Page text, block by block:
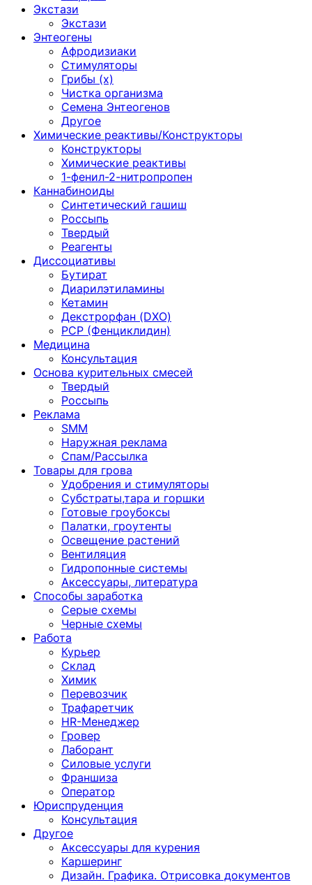
Экстази
Экстази
Энтеогены
Афродизиаки
Стимуляторы
Грибы (х)
Чистка организма
Семена Энтеогенов
Другое
Химические реактивы/Конструкторы
Конструкторы
Химические реактивы
1-фенил-2-нитропропен
Каннабиноиды
Синтетический гашиш
Россыпь
Твердый
Реагенты
Диссоциативы
Бутират
Диарилэтиламины
Кетамин
Декстрорфан (DXO)
PCP (Фенциклидин)
Медицина
Консультация
Основа курительных смесей
Твердый
Россыпь
Реклама
SMM
Наружная реклама
Спам/Рассылка
Товары для грова
Удобрения и стимуляторы
Субстраты,тара и горшки
Готовые гроубоксы
Палатки, гроутенты
Освещение растений
Вентиляция
Гидропонные системы
Аксессуары, литература
Способы заработка
Серые схемы
Черные схемы
Работа
Курьер
Склад
Химик
Перевозчик
Трафаретчик
HR-Менеджер
Гровер
Лаборант
Силовые услуги
Франшиза
Оператор
Юриспруденция
Консультация
Другoе
Аксессуары для курения
Каршеринг
Дизайн. Графика. Отрисовка документов